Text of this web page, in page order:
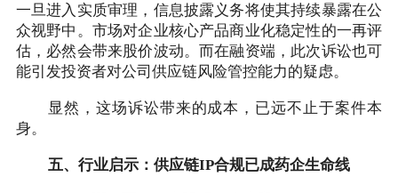
一旦进入实质审理，信息披露义务将使其持续暴露在公
众视野中。市场对企业核心产品商业化稳定性的一再评
估，必然会带来股价波动。而在融资端，此次诉讼也可
能引发投资者对公司供应链风险管控能力的疑虑。
显然，这场诉讼带来的成本，已远不止于案件本
身。
五、行业启示：供应链IP合规已成药企生命线